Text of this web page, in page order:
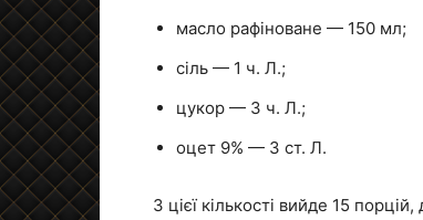
масло рафіноване — 150 мл;
сіль — 1 ч. Л.;
цукор — 3 ч. Л.;
оцет 9% — 3 ст. Л.
З цієї кількості вийде 15